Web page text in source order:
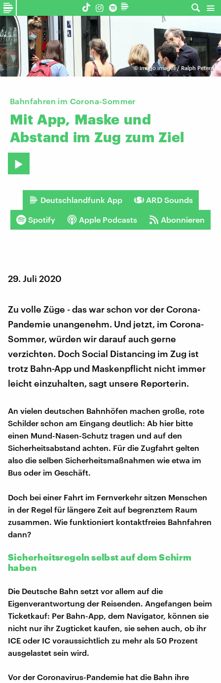
©imago images / Ralph Peters
Bahnfahren im Corona-Sommer
Mit App, Maske und
Abstand im Zug zum Ziel
Deutschlandfunk App ARD Sounds
Spotify Apple Podcasts Abonnieren
29. Juli 2020
Zu volle Züge - das war schon vor der Corona-
Pandemie unangenehm. Und jetzt, im Corona-
Sommer, würden wir darauf auch gerne
verzichten. Doch Social Distancing im Zug ist
trotz Bahn-App und Maskenpflicht nicht immer
leicht einzuhalten, sagt unsere Reporterin.
An vielen deutschen Bahnhöfen machen große, rote
Schilder schon am Eingang deutlich: Ab hier bitte
einen Mund-Nasen-Schutz tragen und auf den
Sicherheitsabstand achten. Für die Zugfahrt gelten
also die selben Sicherheitsmaßnahmen wie etwa im
Bus oder im Geschäft.
Doch bei einer Fahrt im Fernverkehr sitzen Menschen
in der Regel für längere Zeit auf begrenztem Raum
zusammen. Wie funktioniert kontaktfreies Bahnfahren
dann?
Sicherheitsregeln selbst auf dem Schirm
haben
Die Deutsche Bahn setzt vor allem auf die
Eigenverantwortung der Reisenden. Angefangen beim
Ticketkauf: Per Bahn-App, dem Navigator, können sie
nicht nur ihr Zugticket kaufen, sie sehen auch, ob ihr
ICE oder IC voraussichtlich zu mehr als 50 Prozent
ausgelastet sein wird.
Vor der Coronavirus-Pandemie hat die Bahn ihre